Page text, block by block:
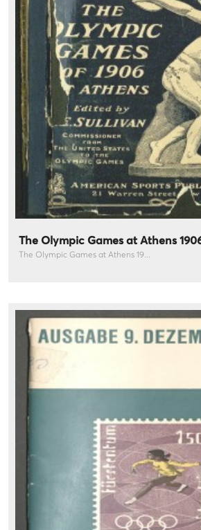
The Olympic Games at Athens
The Olympic Games at Athens 19...